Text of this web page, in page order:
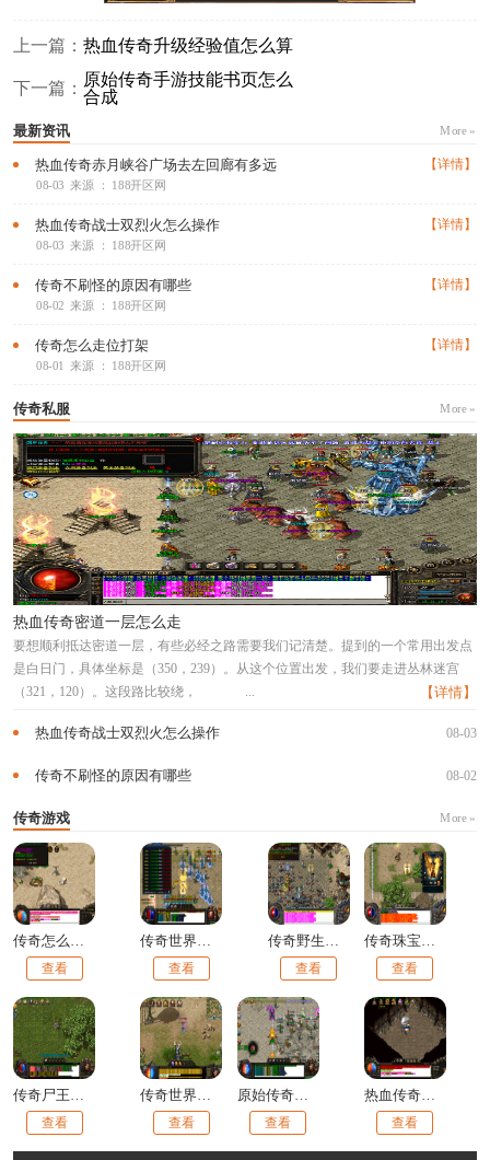
上一篇： 热血传奇升级经验值怎么算
下一篇： 原始传奇手游技能书页怎么
合成
最新资讯 More »
热血传奇赤月峡谷广场去左回廊有多远
08-03 来源 ： 188开区网
【详情】
热血传奇战士双烈火怎么操作
08-03 来源 ： 188开区网
【详情】
传奇不刷怪的原因有哪些
08-02 来源 ： 188开区网
【详情】
传奇怎么走位打架
08-01 来源 ： 188开区网
【详情】
传奇私服 More »
热血传奇密道一层怎么走
要想顺利抵达密道一层，有些必经之路需要我们记清楚。提到的一个常用出发点
是白日门，具体坐标是（350，239）。从这个位置出发，我们要走进丛林迷宫
（321，120）。这段路比较绕，
... 【详情】
热血传奇战士双烈火怎么操作 08-03
传奇不刷怪的原因有哪些 08-02
传奇游戏 More »
传奇怎么走位打架
查看
传奇世界怎么打金币
查看
传奇野生尸王多久刷新
查看
传奇珠宝的货品怎么样
查看
传奇尸王洞怎么走
查看
传奇世界烈火伤害计算器在哪
查看
原始传奇神石精华后期还能用吗
查看
热血传奇手动练级技巧
查看